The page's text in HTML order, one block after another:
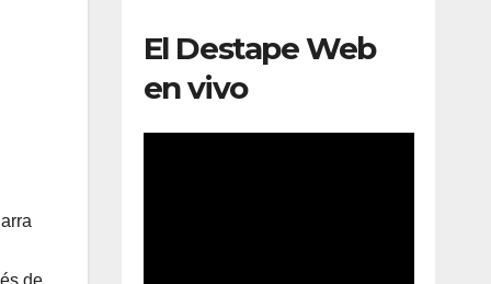
de
El Destape Web
en vivo